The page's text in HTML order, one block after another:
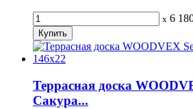
x 6
Террасная доска
Сакура...